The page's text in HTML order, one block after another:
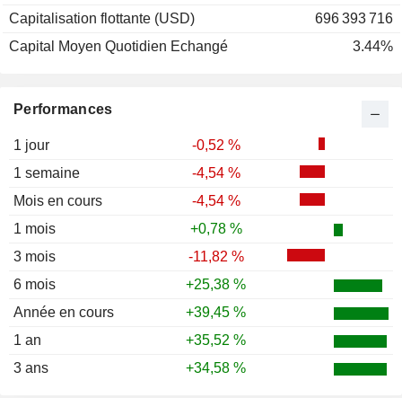
Performances
1 jour
-0,52 %
1 semaine
-4,54 %
Mois en cours
-4,54 %
1 mois
+0,78 %
3 mois
-11,82 %
6 mois
+25,38 %
Année en cours
+39,45 %
1 an
+35,52 %
3 ans
+34,58 %
Capitalisation flottante (USD)
696 393 716
Capital Moyen Quotidien Echangé
3.44%